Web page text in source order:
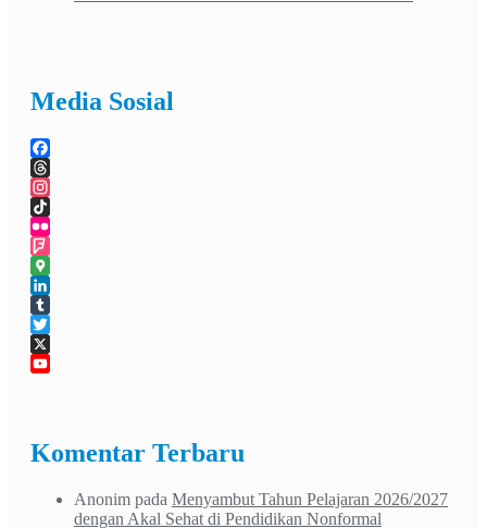
Media Sosial
Facebook
Threads
Instagram
TikTok
Flickr
Foursquare
Google
Maps
LinkedIn
Tumblr
Twitter
X
Komentar Terbaru
Anonim pada Menyambut Tahun Pelajaran 2026/2027
dengan Akal Sehat di Pendidikan Nonformal